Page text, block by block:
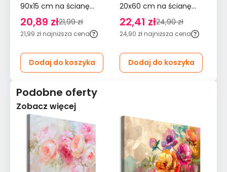
90x15 cm na ścianę
wezgłowie miętowy
20,89 zł21,99 zł
21,99 zł najniższa cena
Dodaj do koszyka
20x60 cm na ścianę
płotek wezgłowie
kremowy
22,41 zł24,90 zł
24,90 zł najniższa cena
Dodaj do koszyka
Podobne oferty
Zobacz więcej